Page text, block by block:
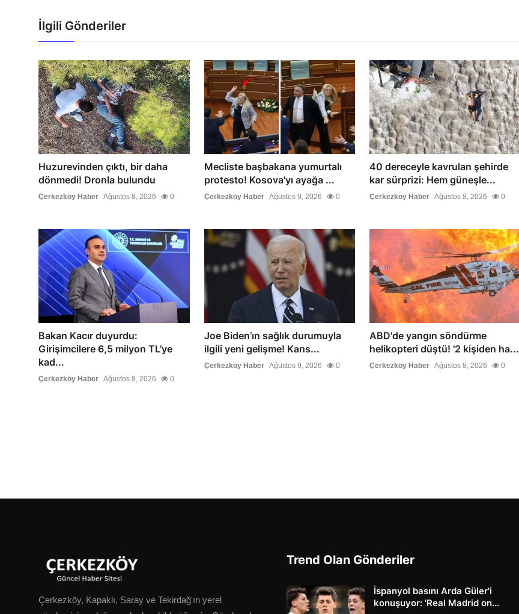
İlgili Gönderiler
Huzurevinden çıktı, bir daha
dönmedi! Dronla bulundu
Çerkezköy Haber Ağustos 8, 2026 0
Mecliste başbakana yumurtalı
protesto! Kosova'yı ayağa ...
Çerkezköy Haber Ağustos 9, 2026 0
40 dereceyle kavrulan şehirde
kar sürprizi: Hem güneşle...
Çerkezköy Haber Ağustos 8, 2026 0
Bakan Kacır duyurdu:
Girişimcilere 6,5 milyon TL’ye
kad...
Çerkezköy Haber Ağustos 8, 2026 0
Joe Biden’ın sağlık durumuyla
ilgili yeni gelişme! Kans...
Çerkezköy Haber Ağustos 9, 2026 0
ABD'de yangın söndürme
helikopteri düştü! '2 kişiden ha...
Çerkezköy Haber Ağustos 8, 2026 0
Çerkezköy, Kapaklı, Saray ve Tekirdağ'ın yerel
Trend Olan Gönderiler
İspanyol basını Arda Güler'i
konuşuyor: 'Real Madrid on...